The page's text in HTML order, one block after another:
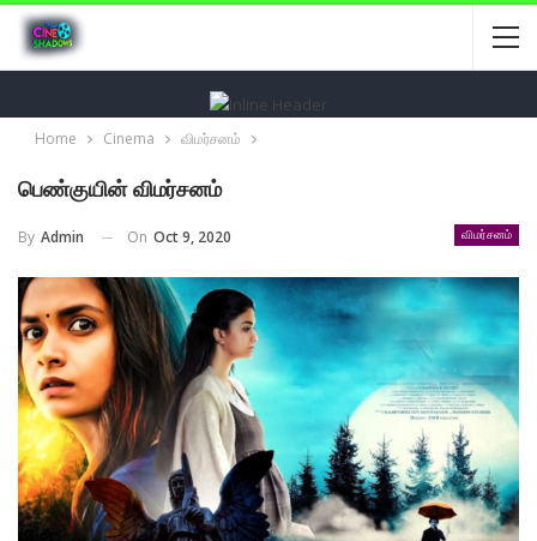
Home Cinema விமர்சனம்
பெண்குயின் விமர்சனம்
விமர்சனம்
By Admin On Oct 9, 2020